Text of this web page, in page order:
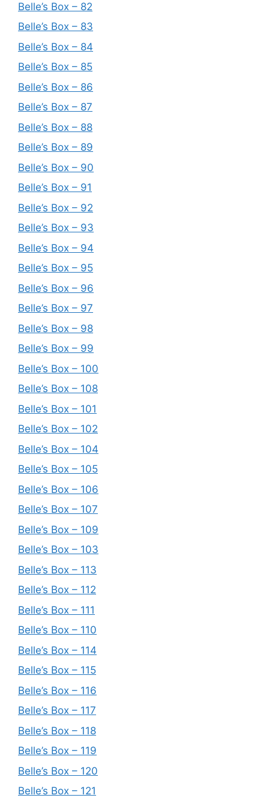
Belle’s Box – 82
Belle’s Box – 83
Belle’s Box – 84
Belle’s Box – 85
Belle’s Box – 86
Belle’s Box – 87
Belle’s Box – 88
Belle’s Box – 89
Belle’s Box – 90
Belle’s Box – 91
Belle’s Box – 92
Belle’s Box – 93
Belle’s Box – 94
Belle’s Box – 95
Belle’s Box – 96
Belle’s Box – 97
Belle’s Box – 98
Belle’s Box – 99
Belle’s Box – 100
Belle’s Box – 108
Belle’s Box – 101
Belle’s Box – 102
Belle’s Box – 104
Belle’s Box – 105
Belle’s Box – 106
Belle’s Box – 107
Belle’s Box – 109
Belle’s Box – 103
Belle’s Box – 113
Belle’s Box – 112
Belle’s Box – 111
Belle’s Box – 110
Belle’s Box – 114
Belle’s Box – 115
Belle’s Box – 116
Belle’s Box – 117
Belle’s Box – 118
Belle’s Box – 119
Belle’s Box – 120
Belle’s Box – 121